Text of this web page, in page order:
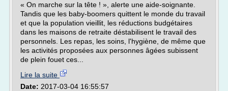
« On marche sur la tête ! », alerte une aide-soignante.
Tandis que les baby-boomers quittent le monde du travail
et que la population vieillit, les réductions budgétaires
dans les maisons de retraite déstabilisent le travail des
personnels. Les repas, les soins, l'hygiène, de même que
les activités proposées aux personnes âgées subissent
de plein fouet ces...
Lire la suite
Date: 2017-03-04 16:55:57